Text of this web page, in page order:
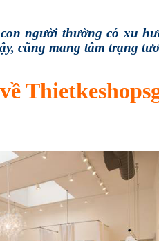
người thường có xu
cũng mang tâm trạng